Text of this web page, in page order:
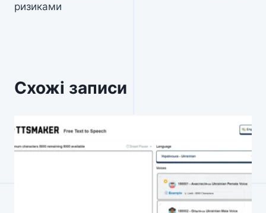
ризиками
Схожі записи